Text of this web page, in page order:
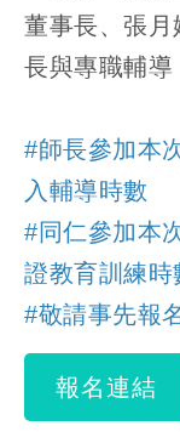
董事長、張
長與專職輔導
#師長參加本
入輔導時數
#同仁參加本
證教育訓練時
#敬請事先報
報名連結